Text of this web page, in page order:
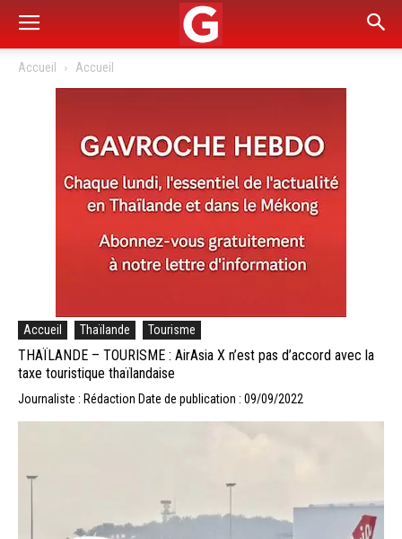
Accueil Accueil
Accueil Thaïlande Tourisme
THAÏLANDE – TOURISME : AirAsia X n’est pas d’accord avec la
taxe touristique thaïlandaise
Journaliste : Rédaction Date de publication : 09/09/2022